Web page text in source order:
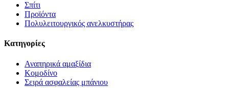
Σπίτι
Προϊόντα
Πολυλειτουργικός ανελκυστήρας
Κατηγορίες
Αναπηρικά αμαξίδια
Κομοδίνο
Σειρά ασφαλείας μπάνιου